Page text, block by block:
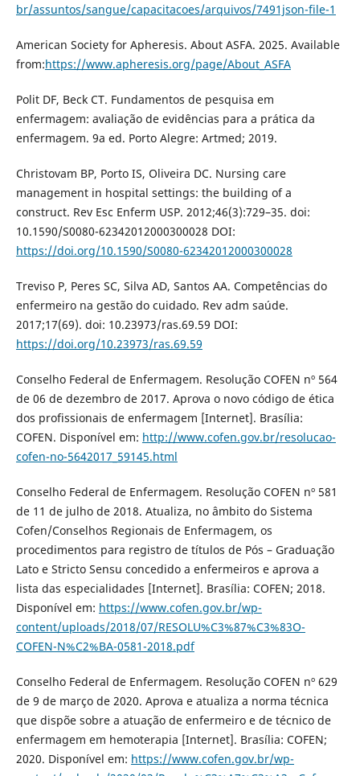
br/assuntos/sangue/capacitacoes/arquivos/7491json-file-1
American Society for Apheresis. About ASFA. 2025. Available
from:https://www.apheresis.org/page/About_ASFA
Polit DF, Beck CT. Fundamentos de pesquisa em
enfermagem: avaliação de evidências para a prática da
enfermagem. 9a ed. Porto Alegre: Artmed; 2019.
Christovam BP, Porto IS, Oliveira DC. Nursing care
management in hospital settings: the building of a
construct. Rev Esc Enferm USP. 2012;46(3):729–35. doi:
10.1590/S0080-62342012000300028 DOI:
https://doi.org/10.1590/S0080-62342012000300028
Treviso P, Peres SC, Silva AD, Santos AA. Competências do
enfermeiro na gestão do cuidado. Rev adm saúde.
2017;17(69). doi: 10.23973/ras.69.59 DOI:
https://doi.org/10.23973/ras.69.59
Conselho Federal de Enfermagem. Resolução COFEN nº 564
de 06 de dezembro de 2017. Aprova o novo código de ética
dos profissionais de enfermagem [Internet]. Brasília:
COFEN. Disponível em: http://www.cofen.gov.br/resolucao-
cofen-no-5642017_59145.html
Conselho Federal de Enfermagem. Resolução COFEN nº 581
de 11 de julho de 2018. Atualiza, no âmbito do Sistema
Cofen/Conselhos Regionais de Enfermagem, os
procedimentos para registro de títulos de Pós – Graduação
Lato e Stricto Sensu concedido a enfermeiros e aprova a
lista das especialidades [Internet]. Brasília: COFEN; 2018.
Disponível em: https://www.cofen.gov.br/wp-
content/uploads/2018/07/RESOLU%C3%87%C3%83O-
COFEN-N%C2%BA-0581-2018.pdf
Conselho Federal de Enfermagem. Resolução COFEN nº 629
de 9 de março de 2020. Aprova e atualiza a norma técnica
que dispõe sobre a atuação de enfermeiro e de técnico de
enfermagem em hemoterapia [Internet]. Brasília: COFEN;
2020. Disponível em: https://www.cofen.gov.br/wp-